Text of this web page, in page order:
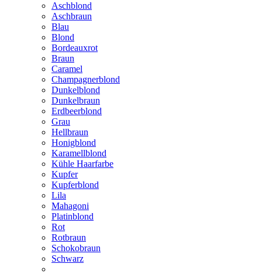
Aschblond
Aschbraun
Blau
Blond
Bordeauxrot
Braun
Caramel
Champagnerblond
Dunkelblond
Dunkelbraun
Erdbeerblond
Grau
Hellbraun
Honigblond
Karamellblond
Kühle Haarfarbe
Kupfer
Kupferblond
Lila
Mahagoni
Platinblond
Rot
Rotbraun
Schokobraun
Schwarz